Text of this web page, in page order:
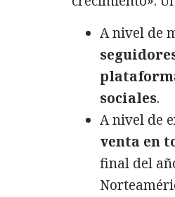
A nivel de
sociales.
A nivel de
venta en
final del